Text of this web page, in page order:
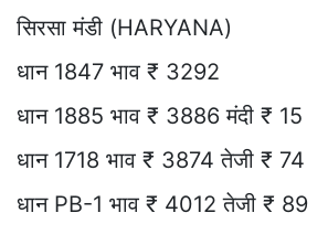
सिरसा मंडी (HARYANA)
धान 1847 भाव ₹ 3292
धान 1885 भाव ₹ 3886 मंदी ₹ 15
धान 1718 भाव ₹ 3874 तेजी ₹ 74
धान PB-1 भाव ₹ 4012 तेजी ₹ 89